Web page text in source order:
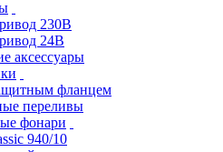
230В
24В
аксессуары
фланцем
переливы
фонари
940/10